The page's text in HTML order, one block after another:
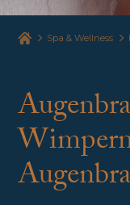
Spa & Wellness